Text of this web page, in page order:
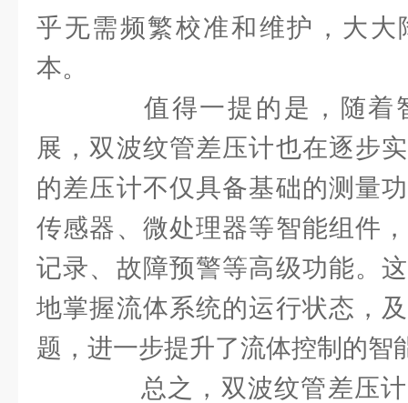
乎无需频繁校准和维护，大大
本。
值得一提的是，随着
展，双波纹管差压计也在逐步
的差压计不仅具备基础的测量
传感器、微处理器等智能组件
记录、故障预警等高级功能。
地掌握流体系统的运行状态，
题，进一步提升了流体控制的智
总之，双波纹管差压计